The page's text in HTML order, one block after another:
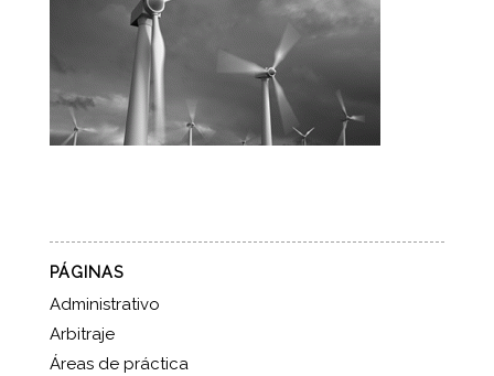
PÁGINAS
Administrativo
Arbitraje
Áreas de práctica